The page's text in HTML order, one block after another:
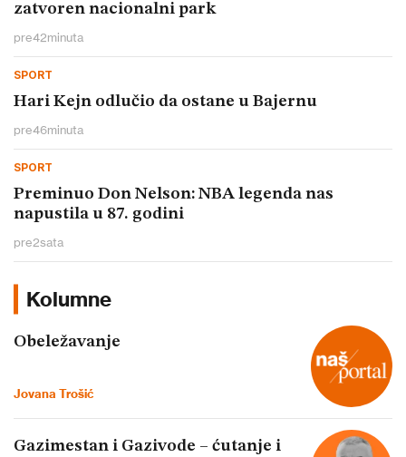
zatvoren nacionalni park
pre42minuta
SPORT
Hari Kejn odlučio da ostane u Bajernu
pre46minuta
SPORT
Preminuo Don Nelson: NBA legenda nas
napustila u 87. godini
pre2sata
Kolumne
Obeležavanje
Jovana Trošić
Gazimestan i Gazivode – ćutanje i